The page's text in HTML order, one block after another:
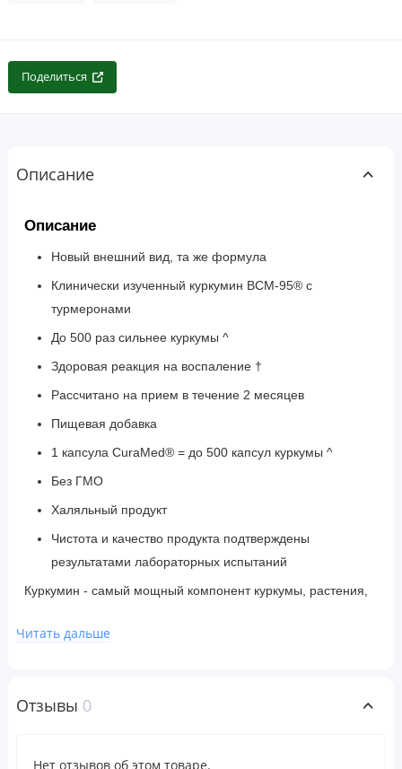
Поделиться
Описание
Описание
Новый внешний вид, та же формула
Клинически изученный куркумин BCM-95® с
турмеронами
До 500 раз сильнее куркумы ^
Здоровая реакция на воспаление †
Рассчитано на прием в течение 2 месяцев
Пищевая добавка
1 капсула CuraMed® = до 500 капсул куркумы ^
Без ГМО
Халяльный продукт
Чистота и качество продукта подтверждены
результатами лабораторных испытаний
Куркумин - самый мощный компонент куркумы, растения,
здоровья. CuraMed® поднимает куркумин на новый
Читать дальше
Отзывы 0
Нет отзывов об этом товаре.